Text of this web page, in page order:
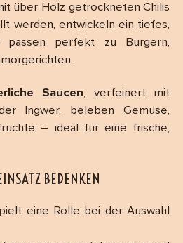
über Holz getrockneten Chilis
werden, entwickeln ein tiefes,
passen perfekt zu Burgern,
Saucen, verfeinert mit
Ingwer, beleben Gemüse,
– ideal für eine frische,
BEDENKEN
eine Rolle bei der Auswahl